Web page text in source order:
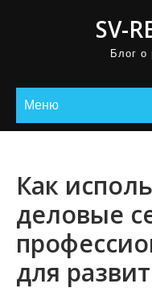
SV-
Блог о
Меню
Как
деловые
для